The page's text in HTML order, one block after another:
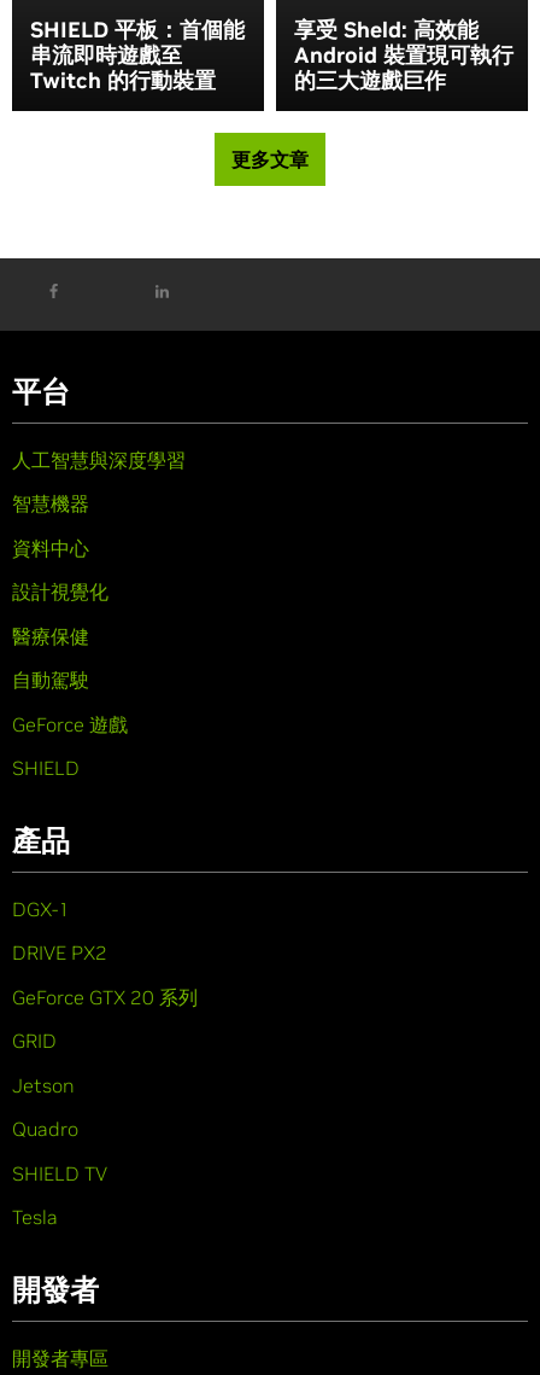
SHIELD 平板：首個能
串流即時遊戲至
Twitch 的行動裝置
享受 Sheld: 高效能
Android 裝置現可執行
的三大遊戲巨作
更多文章
平台
人工智慧與深度學習
智慧機器
資料中心
設計視覺化
醫療保健
自動駕駛
GeForce 遊戲
SHIELD
產品
DGX-1
DRIVE PX2
GeForce GTX 20 系列
GRID
Jetson
Quadro
SHIELD TV
Tesla
開發者
開發者專區